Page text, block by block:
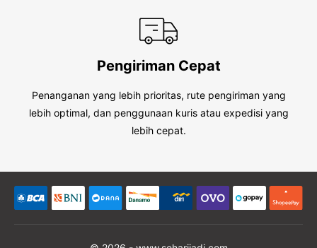
Pengiriman Cepat
Penanganan yang lebih prioritas, rute pengiriman yang
lebih optimal, dan penggunaan kuris atau expedisi yang
lebih cepat.